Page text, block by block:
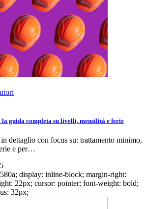
guida completa su livelli, mensilità e ferie
dettaglio con focus su: trattamento minimo,
e per…
display: inline-block; margin-right:
22px; cursor: pointer; font-weight: bold;
32px;